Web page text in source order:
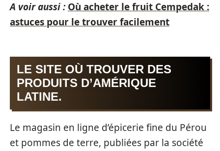
A voir aussi : Où acheter le fruit Cempedak :
astuces pour le trouver facilement
LE SITE OÙ TROUVER DES
PRODUITS D’AMÉRIQUE
LATINE.
Le magasin en ligne d’épicerie fine du Pérou
et pommes de terre, publiées par la société